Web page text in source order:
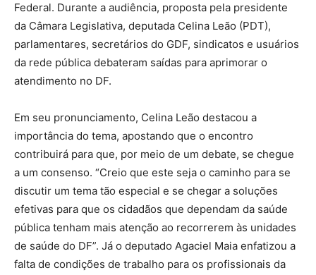
Federal. Durante a audiência, proposta pela presidente
da Câmara Legislativa, deputada Celina Leão (PDT),
parlamentares, secretários do GDF, sindicatos e usuários
da rede pública debateram saídas para aprimorar o
atendimento no DF.
Em seu pronunciamento, Celina Leão destacou a
importância do tema, apostando que o encontro
contribuirá para que, por meio de um debate, se chegue
a um consenso. “Creio que este seja o caminho para se
discutir um tema tão especial e se chegar a soluções
efetivas para que os cidadãos que dependam da saúde
pública tenham mais atenção ao recorrerem às unidades
de saúde do DF”. Já o deputado Agaciel Maia enfatizou a
falta de condições de trabalho para os profissionais da